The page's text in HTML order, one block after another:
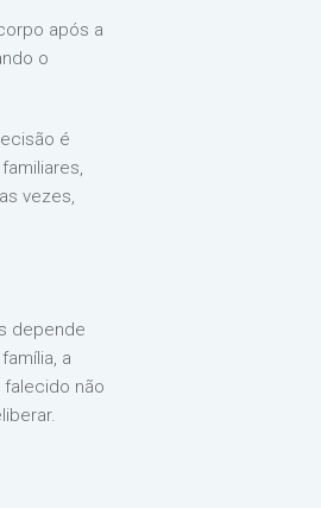
após a
o
é
vezes,
depende
a
não